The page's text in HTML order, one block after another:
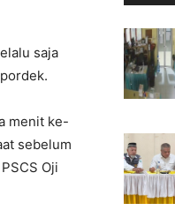
saja
menit ke-
sebelum
Oji